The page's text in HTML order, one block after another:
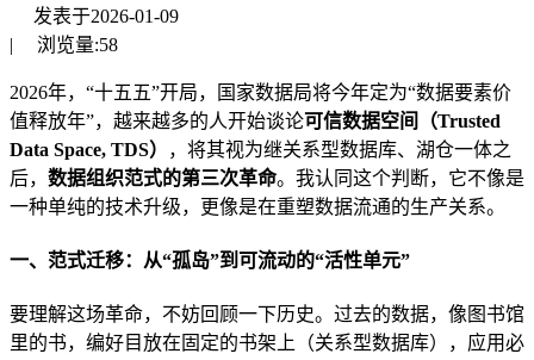
发表于2026-01-09
|
浏览量:58
2026年，“十五五”开局，国家数据局将今年定为“数据要素价
值释放年”，越来越多的人开始谈论可信数据空间（Trusted
Data Space, TDS）
，将其视为继关系型数据库、湖仓一体之
后， 数据组织范式的第三次革命。我认同这个判断，它不像是
一种单纯的技术升级，更像是在重塑数据流通的生产关系。
一、范式迁移：从“孤岛”到可流动的“活性单元”
要理解这场革命，不妨回顾一下历史。过去的数据，像图书馆
里的书，编好目放在固定的书架上（关系型数据库），应用必